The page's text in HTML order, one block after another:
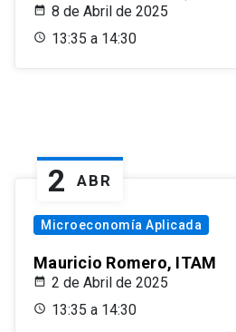
8 de Abril de 2025
13:35 a 14:30
2 ABR
Microeconomía Aplicada
Mauricio Romero, ITAM
2 de Abril de 2025
13:35 a 14:30